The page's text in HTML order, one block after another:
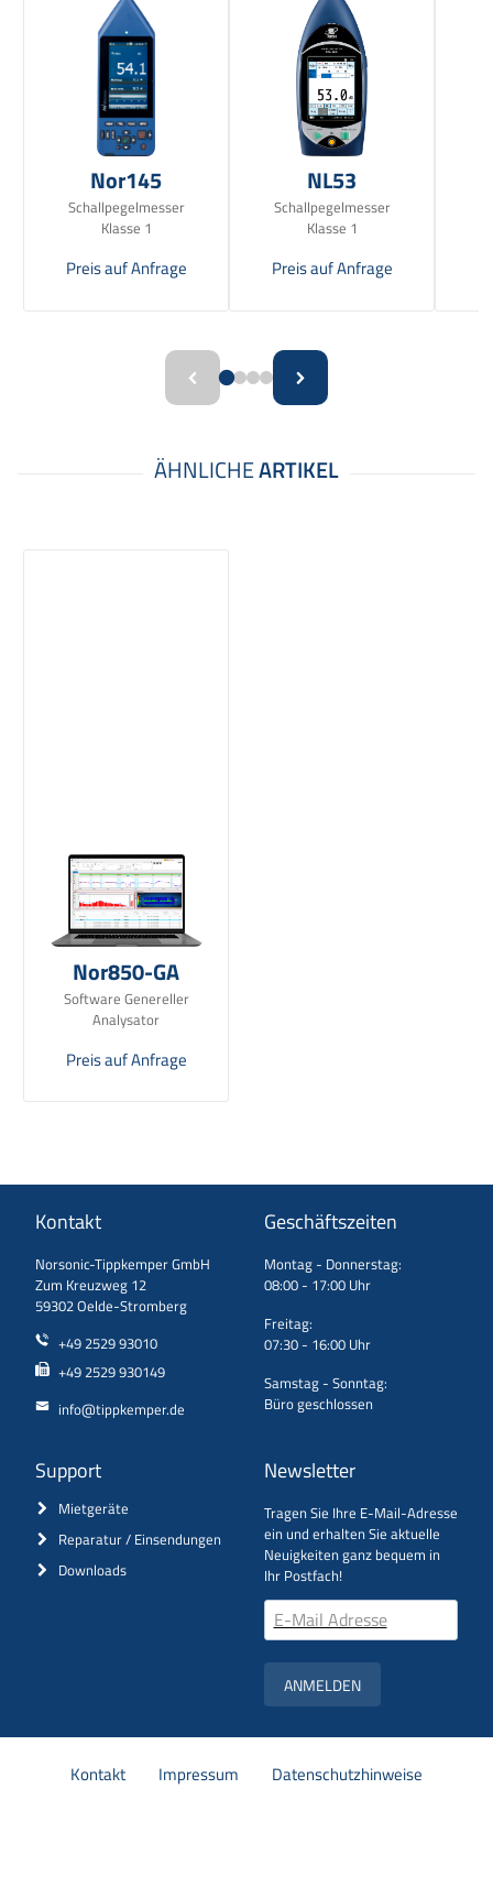
Nor145
Schallpegelmesser
Klasse 1
Preis auf Anfrage
NL53
Schallpegelmesser
Klasse 1
Preis auf Anfrage
Nor850-GA
Software Genereller
Analysator
Preis auf Anfrage
Kontakt
Norsonic-Tippkemper GmbH
Zum Kreuzweg 12
59302 Oelde-Stromberg
+49 2529 93010
+49 2529 930149
info@tippkemper.de
Geschäftszeiten
Montag - Donnerstag:
08:00 - 17:00 Uhr
Freitag:
07:30 - 16:00 Uhr
Samstag - Sonntag:
Büro geschlossen
Support
Mietgeräte
Reparatur / Einsendungen
Downloads
Newsletter
Tragen Sie Ihre E-Mail-Adresse
ein und erhalten Sie aktuelle
Neuigkeiten ganz bequem in
Ihr Postfach!
ANMELDEN
Navigation
Kontakt Impressum Datenschutzhinweise